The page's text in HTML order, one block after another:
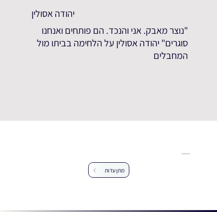
יהודה אסולין
"נוצר מאבק. אני והנכד. הם פותחים ואנחנו
סוגרים" יהודה אסולין על הלחימה בביתו מול
המחבלים
מתן עדות